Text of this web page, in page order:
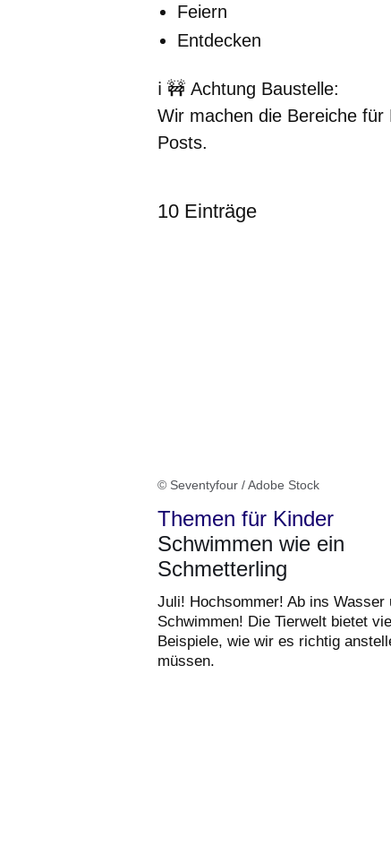
Feiern
Entdecken
ℹ️ 🚧 Achtung Baustelle:
Wir machen die Bereiche
Posts.
10 Einträge
© Seventyfour / Adobe Stock
Themen für Kinder
Schwimmen wie ein
Schmetterling
Juli! Hochsommer! Ab ins Wasser
Schwimmen! Die Tierwelt bietet
Beispiele, wie wir es richtig
müssen.